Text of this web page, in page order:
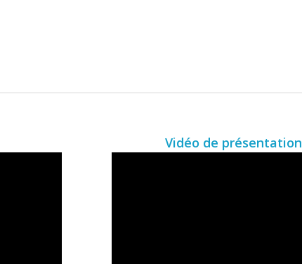
Vidéo de présentation